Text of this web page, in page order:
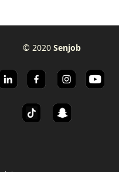
© 2020 Senjob